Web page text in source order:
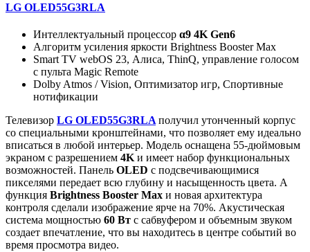
LG OLED55G3RLA
Интеллектуальный процессор α9 4K Gen6
Алгоритм усиления яркости Brightness Booster Max​
Smart TV webOS 23, Алиса, ThinQ, управление голосом
с пульта Magic Remote​
Dolby Atmos / Vision, Оптимизатор игр, Спортивные
нотификации​
Телевизор LG OLED55G3RLA получил утонченный корпус
со специальными кронштейнами, что позволяет ему идеально
вписаться в любой интерьер. Модель оснащена 55-дюймовым
экраном с разрешением 4Kи имеет набор функциональных
возможностей. Панель OLED с подсвечивающимися
пикселями передает всю глубину и насыщенность цвета. А
функция Brightness Booster Max и новая архитектура
контроля сделали изображение ярче на 70%. Акустическая
система мощностью 60 Вт с сабвуфером и объемным звуком
создает впечатление, что вы находитесь в центре событий во
время просмотра видео.